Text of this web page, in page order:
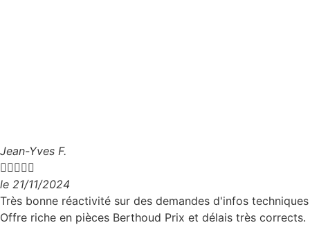
Jean-Yves F.

le 21/11/2024
Très bonne réactivité sur des demandes d'infos techniques
Offre riche en pièces Berthoud Prix et délais très corrects.